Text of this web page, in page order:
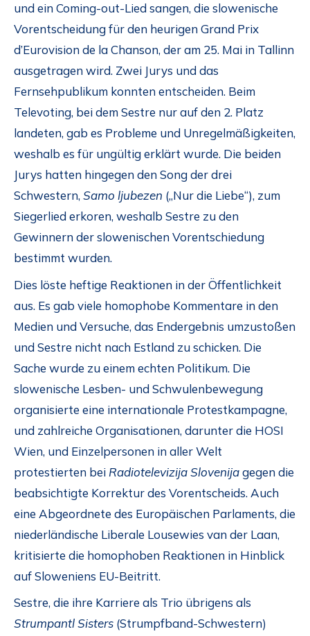
und ein Coming-out-Lied sangen, die slowenische
Vorentscheidung für den heurigen Grand Prix
d’Eurovision de la Chanson, der am 25. Mai in Tallinn
ausgetragen wird. Zwei Jurys und das
Fernsehpublikum konnten entscheiden. Beim
Televoting, bei dem Sestre nur auf den 2. Platz
landeten, gab es Probleme und Unregelmäßigkeiten,
weshalb es für ungültig erklärt wurde. Die beiden
Jurys hatten hingegen den Song der drei
Schwestern, Samo ljubezen („Nur die Liebe“), zum
Siegerlied erkoren, weshalb Sestre zu den
Gewinnern der slowenischen Vorentschiedung
bestimmt wurden.
Dies löste heftige Reaktionen in der Öffentlichkeit
aus. Es gab viele homophobe Kommentare in den
Medien und Versuche, das Endergebnis umzustoßen
und Sestre nicht nach Estland zu schicken. Die
Sache wurde zu einem echten Politikum. Die
slowenische Lesben- und Schwulenbewegung
organisierte eine internationale Protestkampagne,
und zahlreiche Organisationen, darunter die HOSI
Wien, und Einzelpersonen in aller Welt
protestierten bei Radiotelevizija Slovenijagegen die
beabsichtigte Korrektur des Vorentscheids. Auch
eine Abgeordnete des Europäischen Parlaments, die
niederländische Liberale Lousewies van der Laan,
kritisierte die homophoben Reaktionen in Hinblick
auf Sloweniens EU-Beitritt.
Sestre, die ihre Karriere als Trio übrigens als
Strumpantl Sisters (Strumpfband-Schwestern)